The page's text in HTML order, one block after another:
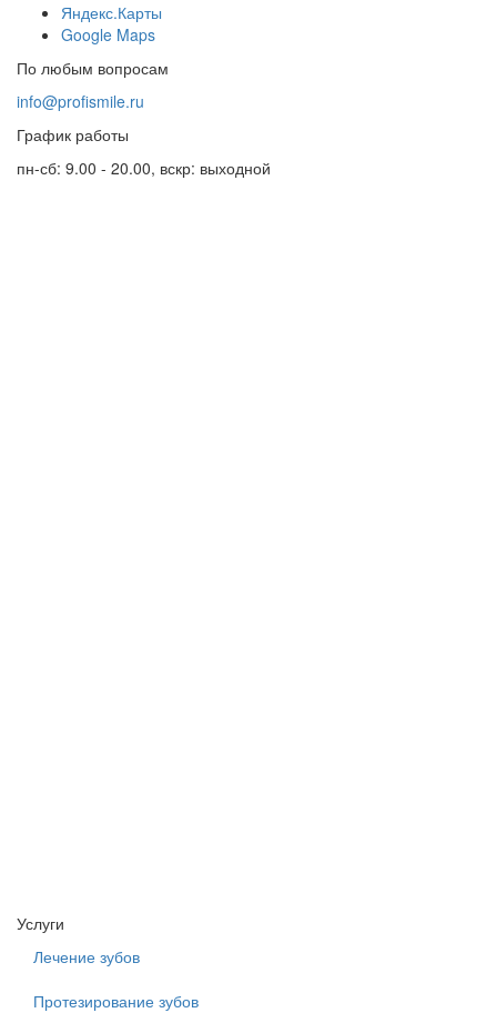
Яндекс.Карты
Google Maps
По любым вопросам
info@profismile.ru
График работы
пн-сб: 9.00 - 20.00, вскр: выходной
Услуги
Лечение зубов
Протезирование зубов